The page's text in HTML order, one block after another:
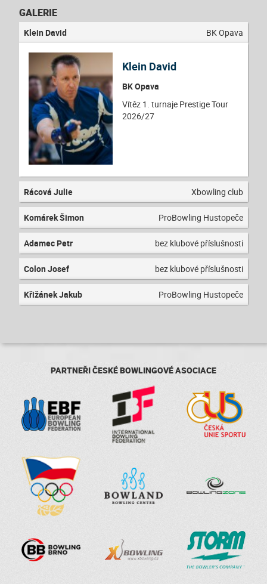
GALERIE
Klein David BK Opava
Klein David
BK Opava
Vítěz 1. turnaje Prestige Tour
2026/27
Rácová Julie Xbowling club
Komárek Šimon ProBowling Hustopeče
Adamec Petr bez klubové příslušnosti
Colon Josef bez klubové příslušnosti
Křižánek Jakub ProBowling Hustopeče
PARTNEŘI ČESKÉ BOWLINGOVÉ ASOCIACE